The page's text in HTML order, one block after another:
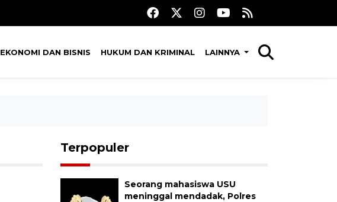
EKONOMI DAN BISNIS HUKUM DAN KRIMINAL LAINNYA
Terpopuler
Seorang mahasiswa USU
meninggal mendadak, Polres